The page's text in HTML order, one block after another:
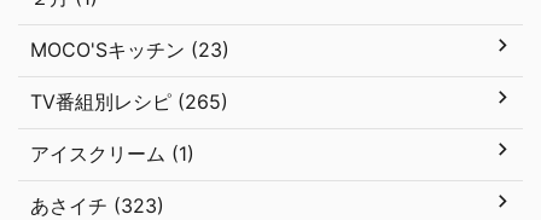
MOCO'Sキッチン (23)
TV番組別レシピ (265)
アイスクリーム (1)
あさイチ (323)